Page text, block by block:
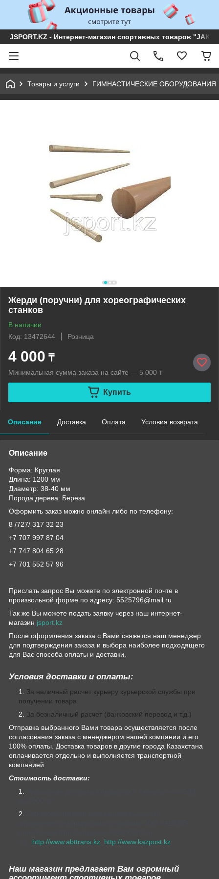
JSPORT.KZ - Интернет-магазин спортивных товаров
Товары и услуги ГИМНАСТИЧЕСКИЕ ОБОРУДОВАНИЯ
Жерди (поручни) для хореографических
станков
В наличии
Код: 13472644
Розница
4 000 ₸
Минимальная сумма заказа на сайте — 5 000 ₸
Купить
Описание Доставка Оплата Условия возврата
Описание
Форма: Круглая
Длина: 1200 мм
Диаметр: 38-40 мм
Порода дерева: Береза
Оформить заказ можно онлайн либо по телефону:
8 /727/ 317 32 23
+7 707 997 87 04
+7 747 804 65 28
+7 701 552 57 96
Прислать запрос Вы можете по электронной почте в
произвольной форме по адресу: 5525796@mail.ru
Так же Вы можете подать заявку через наш интернет-
магазин jsport.kz
После оформления заказа с Вами свяжется наш менеджер
для подтверждения заказа и выбора наиболее подходящего
для Вас способа оплаты и доставки.
Условия доставки и оплаты:
За наличный расчет курьеру курьерской службы при
получении товара.
За безналичный расчет (банковский перевод и т.д.)
Отправка выбранного Вами товара осуществляется после
согласования заказа с менеджером нашей компании и его
100% оплаты. Доставка товаров в другие города Казахстана
оплачивается отдельно и выполняется транспортной
компанией
Стоимость доставки:
http://www.abttrans.kz http://www.kazpost.kz
Наш магазин предлагает Вам огромный